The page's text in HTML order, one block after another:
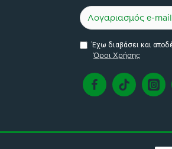
Έχω διαβάσει και
Όροι Χρήσης